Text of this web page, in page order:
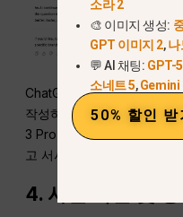
ChatGPT는 2,000단어 이
작성하며, 전환이 자연스럽
3 Pro는 간결하고 체계적으
고 서사적이지 않습니다.
4. 사실 확인 및 정
소라 2
🎨 이미지 생성:
GPT 이미지 2,나
💬 AI 채팅: GPT-
소네트 5,Gemini
50% 할인